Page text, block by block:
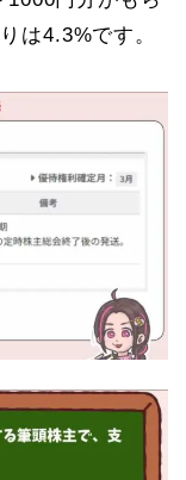
は4.3%です。